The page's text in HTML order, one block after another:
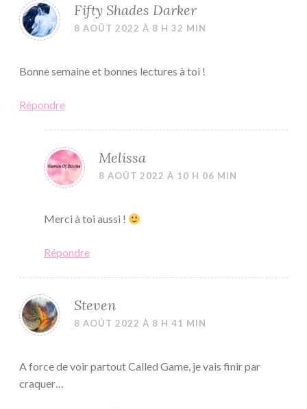
Fifty Shades Darker
8 AOÛT 2022 À 8 H 32 MIN
Bonne semaine et bonnes lectures à toi !
Répondre
Melissa
8 AOÛT 2022 À 10 H 06 MIN
Merci à toi aussi !
Répondre
Steven
8 AOÛT 2022 À 8 H 41 MIN
A force de voir partout Called Game, je vais finir par
craquer…